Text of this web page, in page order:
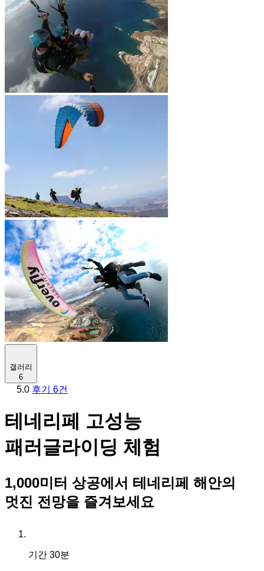
갤러리
6
5.0 후기 6건
테네리페 고성능
패러글라이딩 체험
1,000미터 상공에서 테네리페 해안의
멋진 전망을 즐겨보세요
기간 30분